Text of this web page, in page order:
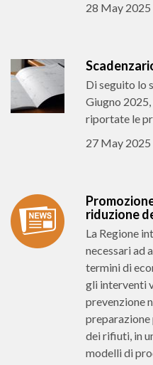
28 May 2025
Di seguito lo
Giugno 2025,
riportate le
27 May 2025
riduzione
La Regione
necessari ad
termini di
gli interventi
prevenzione
dei rifiuti, in
modelli di